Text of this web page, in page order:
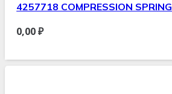
4257718 COMPRESSION SPRING
0,00₽